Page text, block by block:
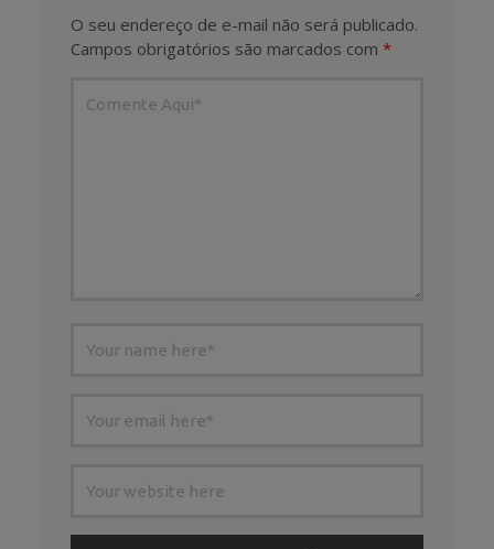
O seu endereço de e-mail não será publicado.
Campos obrigatórios são marcados com *